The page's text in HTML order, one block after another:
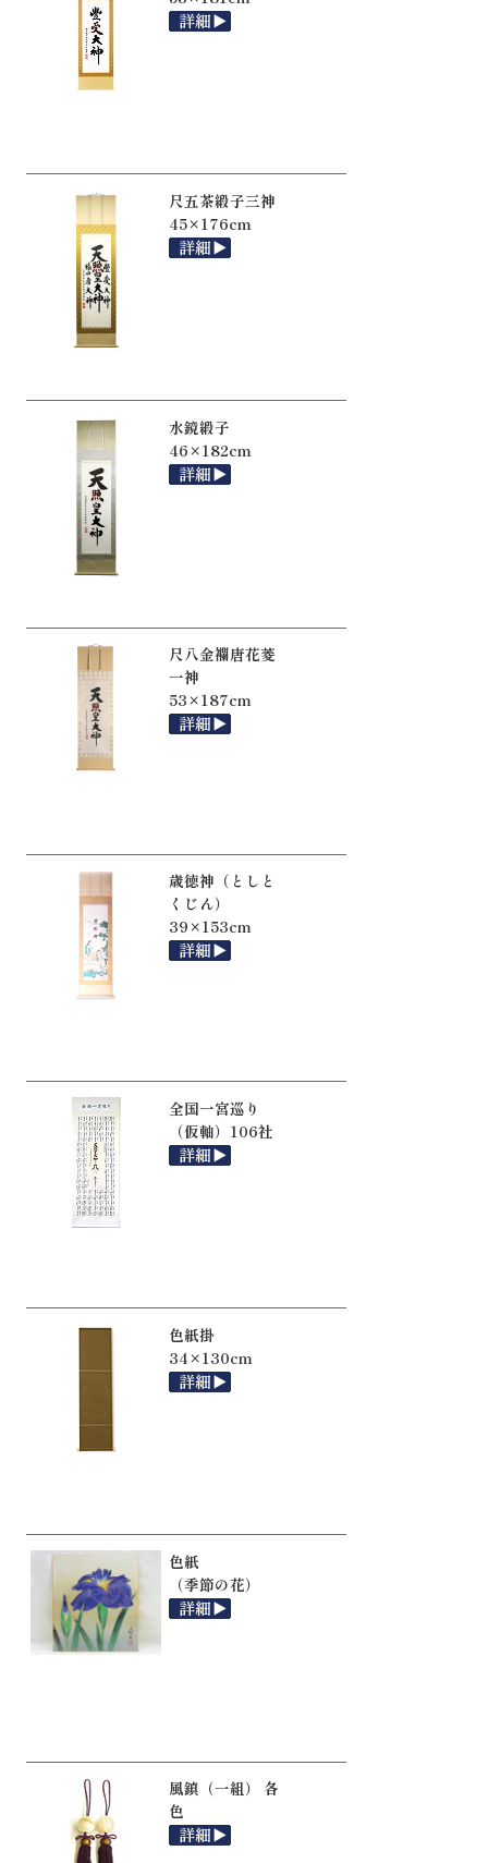
尺五茶緞子三神
45×176cm
水鏡緞子
46×182cm
尺八金襴唐花菱
一神
53×187cm
歳徳神（としと
くじん）
39×153cm
全国一宮巡り
（仮軸）106社
色紙掛
34×130cm
色紙
（季節の花）
風鎮（一組） 各
色